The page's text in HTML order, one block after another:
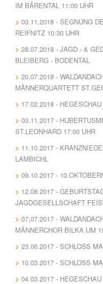
IM BÄRENTAL 11:00 UHR
03.11.2018 - SEGNUNG
REIFNITZ 10:30 UHR
28.07.2018 - JAGD - &
BLEIBERG - BODENTAL
20.07.2018 -
MÄNNERQUARTETT
17.02.2018 -
03.11.2017 -
ST.LEONHARD 17:00 UHR
11.10.2017 -
LAMBICHL
09.10.2017 -
12.08.2017 -
JAGDGESELLSCHAFT
07.07.2017 -
MÄNNERCHOR BILKA UM
23.06.2017 - SCHLOSS
10.03.2017 - SCHLOSS
04.03.2017 -